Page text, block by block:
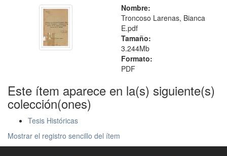
Nombre:
Troncoso Larenas, Bianca
E.pdf
Tamaño:
3.244Mb
Formato:
PDF
Este ítem aparece en la(s) siguiente(s)
colección(ones)
Tesis Históricas
Mostrar el registro sencillo del ítem